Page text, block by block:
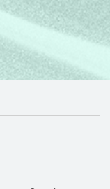
NOVA ABA)
EM NOVA ABA)
(ABRE EM NOVA
(ABRE EM NOVA
NIC.BR (ABRE EM
NIC.BR (ABRE
DO NIC.BR
DO NIC.BR (ABRE